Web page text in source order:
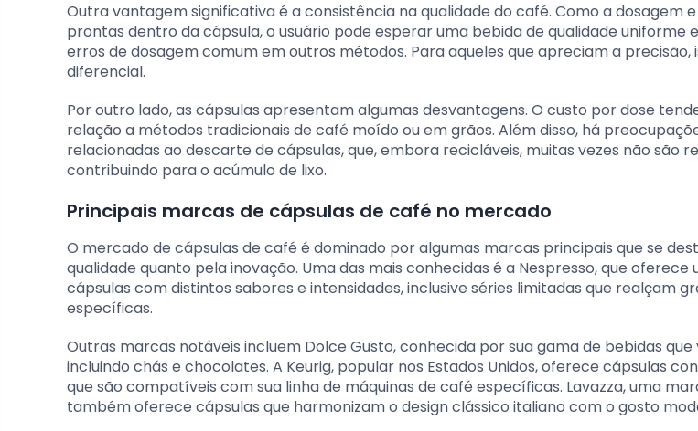
Outra vantagem significativa é a consistência na qualidade do café. Como a dosagem
prontas dentro da cápsula, o usuário pode esperar uma bebida de qualidade uniforme
erros de dosagem comum em outros métodos. Para aqueles que apreciam a precisão,
diferencial.
Por outro lado, as cápsulas apresentam algumas desvantagens. O custo por dose
relação a métodos tradicionais de café moído ou em grãos. Além disso, há
relacionadas ao descarte de cápsulas, que, embora recicláveis, muitas vezes não são
contribuindo para o acúmulo de lixo.
Principais marcas de cápsulas de café no mercado
O mercado de cápsulas de café é dominado por algumas marcas principais que se
qualidade quanto pela inovação. Uma das mais conhecidas é a Nespresso, que oferece
cápsulas com distintos sabores e intensidades, inclusive séries limitadas que realçam
específicas.
Outras marcas notáveis incluem Dolce Gusto, conhecida por sua gama de bebidas
incluindo chás e chocolates. A Keurig, popular nos Estados Unidos, oferece cápsulas
que são compatíveis com sua linha de máquinas de café específicas. Lavazza, uma
também oferece cápsulas que harmonizam o design clássico italiano com o gosto